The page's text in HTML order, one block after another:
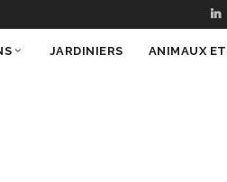
– 100 % Nature
JARDINIERS ANIMAUX